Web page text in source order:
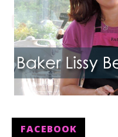
FACEBOOK